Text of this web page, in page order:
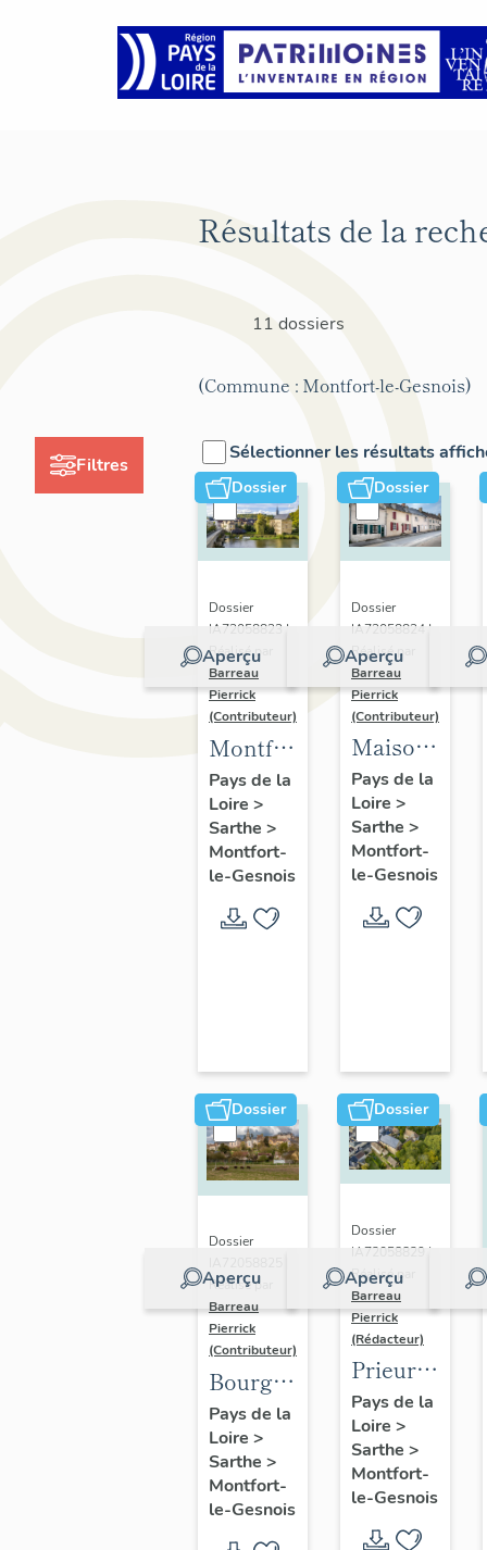
Filtres
Résultats de la
11 dossiers
(Commune : Montfort-le-Gesnois)
Sélectionner les résultats
Dossier
Aperçu
Dossier
IA72058823 |
Réalisé par
Barreau
Pierrick
(Contributeur)
Montfort-
le-
Gesnois
:
présentation
du
bourg
Pays de la
Loire >
Sarthe >
Montfort-
le-Gesnois
Dossier
Aperçu
Dossier
IA72058824 |
Réalisé par
Barreau
Pierrick
(Contributeur)
Maisons
du
bourg
de
Montfort-
le-
Gesnois
Pays de la
Loire >
Sarthe >
Montfort-
le-Gesnois
Dossier
Aperçu
Dossier
Réalisé par
Barreau
Pierrick
(Contributeur)
Bourg
de
Montfort-
le-
Gesnois
: ancien
Pays de la
Loire >
Sarthe >
Montfort-
le-Gesnois
Dossier
Aperçu
Dossier
IA72058829 |
Réalisé par
Barreau
Pierrick
(Rédacteur)
Prieuré
Saint-
Gilles,
actuellement
maison,
2 rue
Pays de la
Loire >
Sarthe >
Montfort-
le-Gesnois